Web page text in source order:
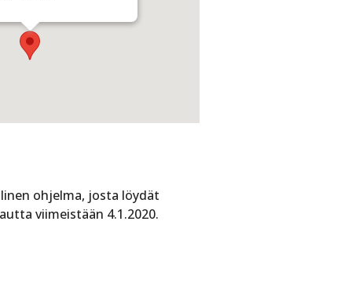
ohjelma, josta löydät
viimeistään 4.1.2020.